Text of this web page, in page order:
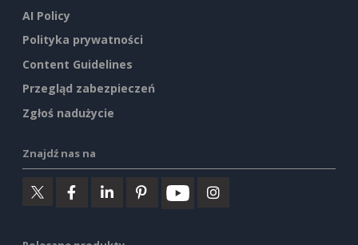
AI Policy
Polityka prywatności
Content Guidelines
Przegląd zabezpieczeń
Zgłoś nadużycie
Znajdź nas na